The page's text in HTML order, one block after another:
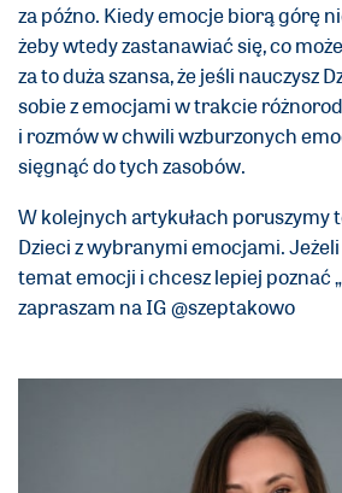
za późno. Kiedy emocje biorą górę
żeby wtedy zastanawiać się, co
za to duża szansa, że jeśli nauczysz
sobie z emocjami w trakcie
i rozmów w chwili wzburzonych
sięgnąć do tych zasobów.
W kolejnych artykułach poruszymy
Dzieci z wybranymi emocjami.
temat emocji i chcesz lepiej poznać
zapraszam na IG @szeptakowo